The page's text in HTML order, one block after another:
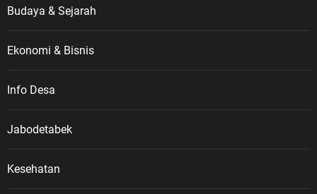
Budaya & Sejarah
Ekonomi & Bisnis
Info Desa
Jabodetabek
Kesehatan